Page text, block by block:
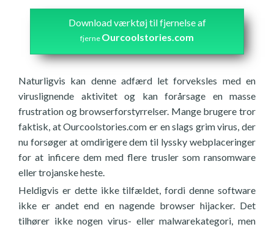
Download værktøj til fjernelse af
fjerne Ourcoolstories.com
Naturligvis kan denne adfærd let forveksles med en
viruslignende aktivitet og kan forårsage en masse
frustration og browserforstyrrelser. Mange brugere tror
faktisk, at Ourcoolstories.com er en slags grim virus, der
nu forsøger at omdirigere dem til lyssky webplaceringer
for at inficere dem med flere trusler som ransomware
eller trojanske heste.
Heldigvis er dette ikke tilfældet, fordi denne software
ikke er andet end en nagende browser hijacker. Det
tilhører ikke nogen virus- eller malwarekategori, men